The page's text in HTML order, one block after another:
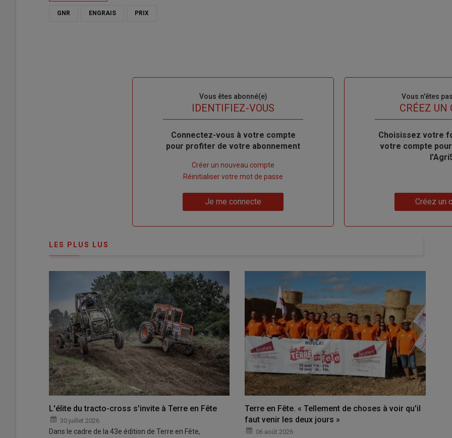
GNR ENGRAIS PRIX
Vous êtes abonné(e)
IDENTIFIEZ-VOUS
Body
Connectez-vous à votre compte
pour profiter de votre abonnement
compte"
Créer un nouveau compte
Réinitialiser votre mot de passe
Je me connecte
Vous n'êtes
TITRECRÉEZ UN
Body
Choisissez votre
votre compte
Créez un
LES PLUS LUS
L'élite du tracto-cross s'invite à Terre en Fête
30 juillet 2026
Dans le cadre de la 43e édition de Terre en Fête,
Terre en Fête. « Tellement de choses à voir qu'il
faut venir les deux jours »
06 août 2026